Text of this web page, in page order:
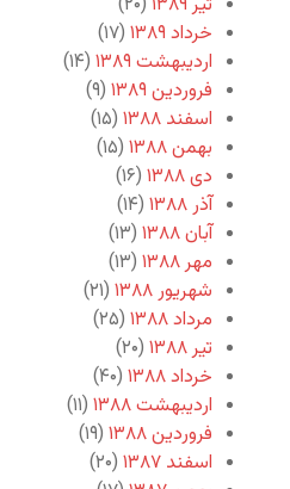
خرداد ۱۳۸۹
(۱۷)
اردیبهشت ۱۳۸۹
(۱۴)
فروردین ۱۳۸۹
(۹)
اسفند ۱۳۸۸
(۱۵)
بهمن ۱۳۸۸
(۱۵)
دی ۱۳۸۸
(۱۶)
آذر ۱۳۸۸
(۱۴)
آبان ۱۳۸۸
(۱۳)
مهر ۱۳۸۸
(۱۳)
شهریور ۱۳۸۸
(۲۱)
مرداد ۱۳۸۸
(۲۵)
تیر ۱۳۸۸
(۲۰)
خرداد ۱۳۸۸
(۴۰)
اردیبهشت ۱۳۸۸
(۱۱)
فروردین ۱۳۸۸
(۱۹)
اسفند ۱۳۸۷
(۲۰)